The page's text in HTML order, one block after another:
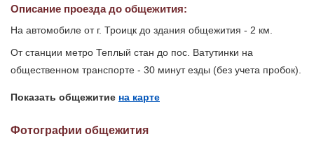
Описание проезда до общежития:
На автомобиле от г. Троицк до здания общежития - 2 км.
От станции метро Теплый стан до пос. Ватутинки на
общественном транспорте - 30 минут езды (без учета пробок).
Показать общежитие на карте
Фотографии общежития